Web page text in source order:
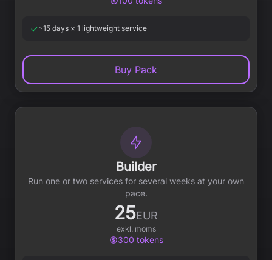
~15 days × 1 lightweight service
Buy Pack
Builder
Run one or two services for several weeks at your own
pace.
25EUR
exkl. moms
300 tokens